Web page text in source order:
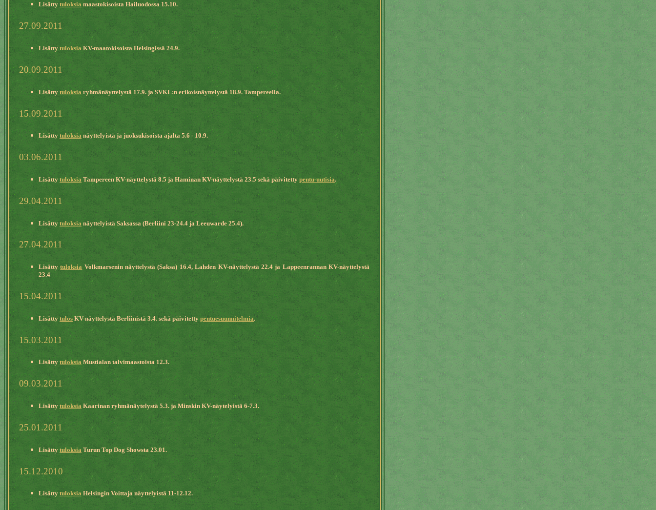
Lisätty tuloksia maastokisoista Hailuodossa 15.10.
27.09.2011
Lisätty tuloksia KV-maatokisoista Helsingissä 24.9.
20.09.2011
Lisätty tuloksia ryhmänäyttelystä 17.9. ja SVKL:n erikoisnäyttelystä 18.9. Tampereella.
15.09.2011
Lisätty tuloksia näyttelyistä ja juoksukisoista ajalta 5.6 - 10.9.
03.06.2011
Lisätty tuloksia Tampereen KV-näyttelystä 8.5 ja Haminan KV-näyttelystä 23.5 sekä päivitetty pentu-uutisia.
29.04.2011
Lisätty tuloksia näyttelyistä Saksassa (Berliini 23-24.4 ja Leeuwarde 25.4).
27.04.2011
Lisättytuloksia Volkmarsenin näyttelystä (Saksa) 16.4, Lahden KV-näyttelystä 22.4 ja Lappeenrannan KV-näyttelystä
23.4
15.04.2011
Lisätty tulos KV-näyttelystä Berliinistä 3.4. sekä päivitetty pentuesuunnitelmia.
15.03.2011
Lisättytuloksia Mustialan talvimaastoista 12.3.
09.03.2011
Lisätty tuloksia Kaarinan ryhmänäytelystä 5.3. ja Minskin KV-näytelyistä 6-7.3.
25.01.2011
Lisätty tuloksia Turun Top Dog Showsta 23.01.
15.12.2010
Lisätty tuloksia Helsingin Voittaja näyttelyistä 11-12.12.